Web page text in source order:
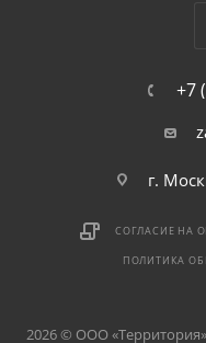
+7
г.
СОГЛАСИЕ НА
ПОЛИТИКА
2026 © ООО